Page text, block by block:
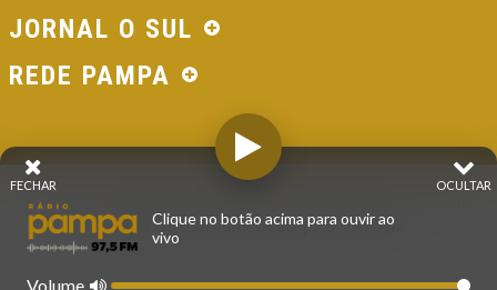
JORNAL O SUL
REDE PAMPA
© 2026 - Direitos Reservados - Rádio Pampa - Rede
Pampa de Comunicação | RS - Brasil.
OCULTAR
FECHAR
Clique no botão acima para ouvir ao
vivo
Volume